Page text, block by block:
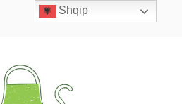
Shqip